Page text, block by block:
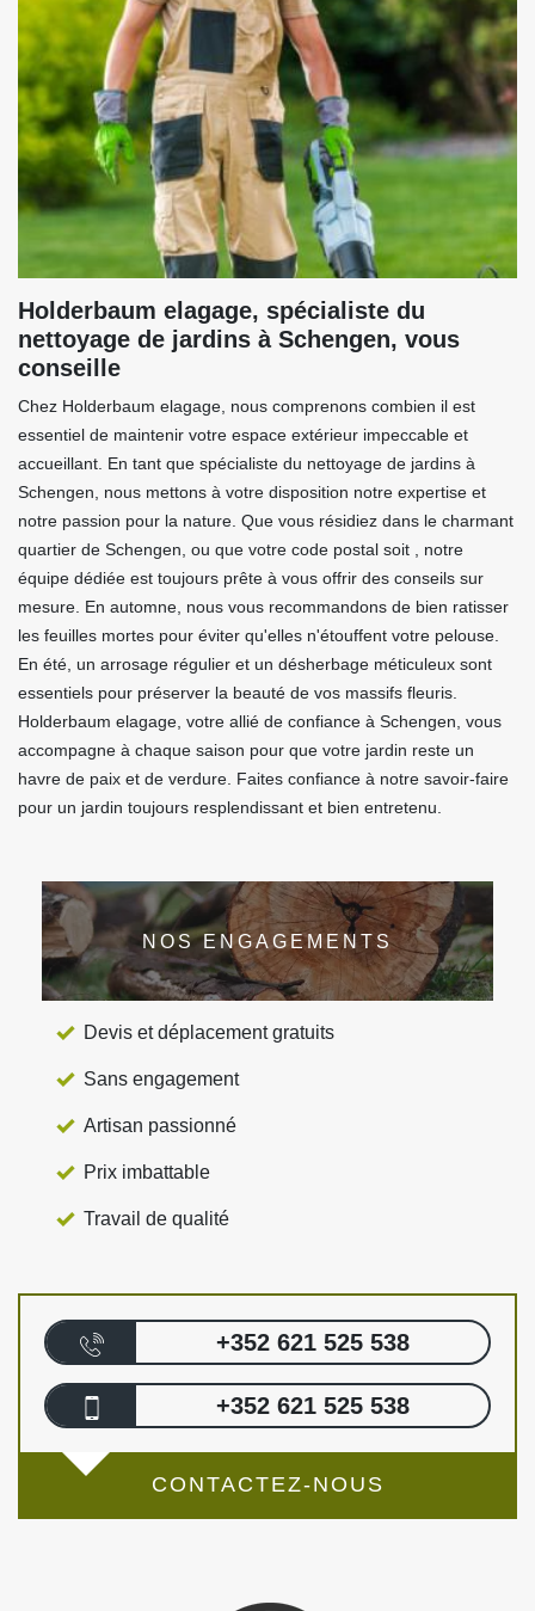
Holderbaum elagage, spécialiste du
nettoyage de jardins à Schengen, vous
conseille
Chez Holderbaum elagage, nous comprenons combien il est
essentiel de maintenir votre espace extérieur impeccable et
accueillant. En tant que spécialiste du nettoyage de jardins à
Schengen, nous mettons à votre disposition notre expertise et
notre passion pour la nature. Que vous résidiez dans le charmant
quartier de Schengen, ou que votre code postal soit , notre
équipe dédiée est toujours prête à vous offrir des conseils sur
mesure. En automne, nous vous recommandons de bien ratisser
les feuilles mortes pour éviter qu'elles n'étouffent votre pelouse.
En été, un arrosage régulier et un désherbage méticuleux sont
essentiels pour préserver la beauté de vos massifs fleuris.
Holderbaum elagage, votre allié de confiance à Schengen, vous
accompagne à chaque saison pour que votre jardin reste un
havre de paix et de verdure. Faites confiance à notre savoir-faire
pour un jardin toujours resplendissant et bien entretenu.
NOS ENGAGEMENTS
Devis et déplacement gratuits
Sans engagement
Artisan passionné
Prix imbattable
Travail de qualité
+352 621 525 538
+352 621 525 538
CONTACTEZ-NOUS